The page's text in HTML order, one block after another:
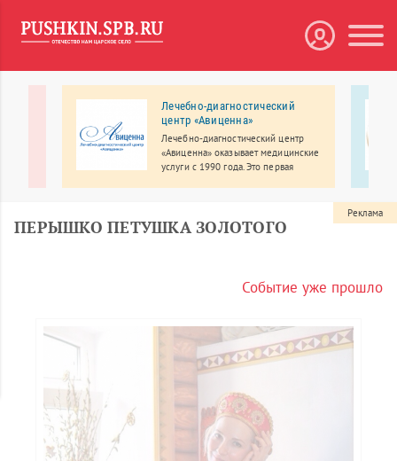
Лечебно-диагностический
центр «Авиценна»
Лечебно-диагностический центр
«Авиценна» оказывает медицинские
услуги с 1990 года. Это первая
ПЕРЫШКО ПЕТУШКА ЗОЛОТОГО
Событие уже прошло
Реклама